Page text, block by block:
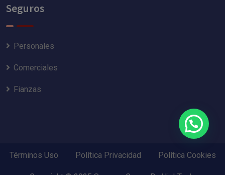
Seguros
Personales
Comerciales
Fianzas
Términos Uso Política Privacidad Política Cookies